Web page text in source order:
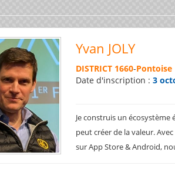
Yvan JOLY
DISTRICT 1660-Pontoise
Date d'inscription :3
Je construis un
peut créer de la valeur.
sur App Store & Android,